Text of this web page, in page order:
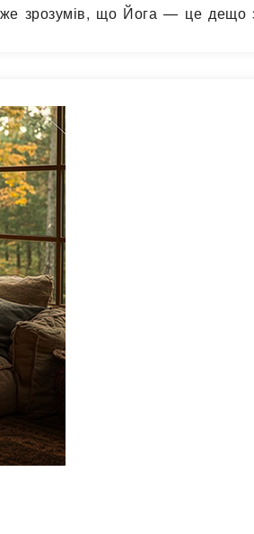
зрозумів, що Йога — це дещо